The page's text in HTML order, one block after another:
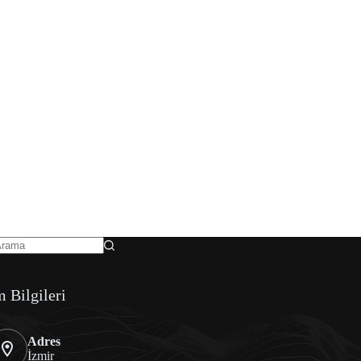
Bilgileri
Adres
İzmir